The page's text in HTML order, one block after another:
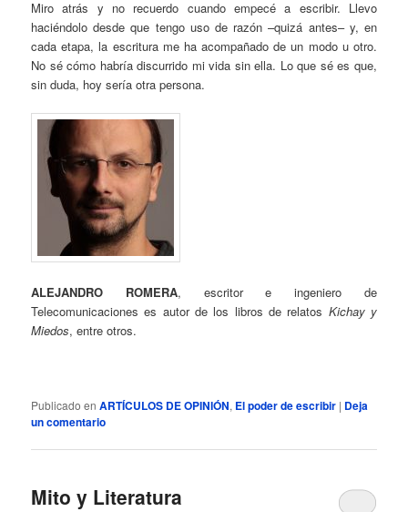
Miro atrás y no recuerdo cuando empecé a escribir. Llevo
haciéndolo desde que tengo uso de razón –quizá antes– y, en
cada etapa, la escritura me ha acompañado de un modo u otro.
No sé cómo habría discurrido mi vida sin ella. Lo que sé es que,
sin duda, hoy sería otra persona.
ALEJANDRO ROMERA, escritor e ingeniero de
Telecomunicaciones es autor de los libros de relatos Kichay y
Miedos, entre otros.
Publicado en ARTÍCULOS DE OPINIÓN, El poder de escribir | Deja
un comentario
Mito y Literatura